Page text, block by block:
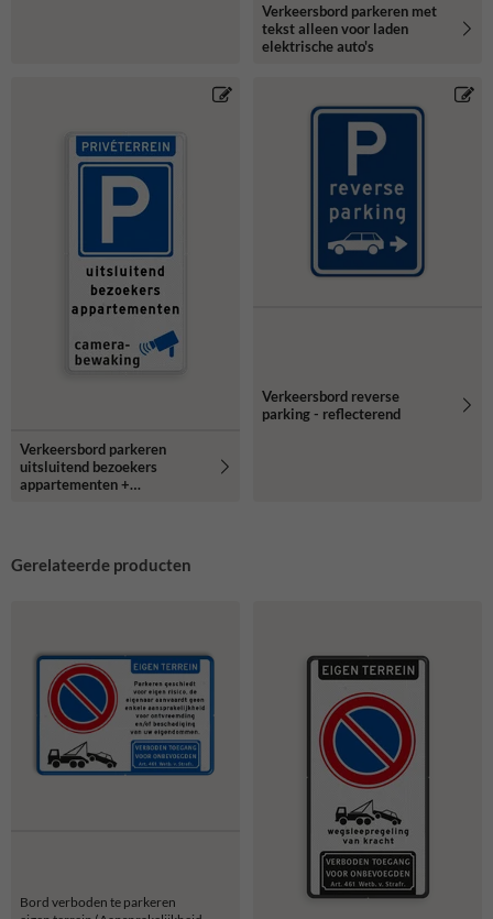
Verkeersbord parkeren met
tekst alleen voor laden
elektrische auto's
Verkeersbord parkeren
uitsluitend bezoekers
appartementen +
Verkeersbord reverse
parking - reflecterend
Gerelateerde producten
Bord verboden te parkeren